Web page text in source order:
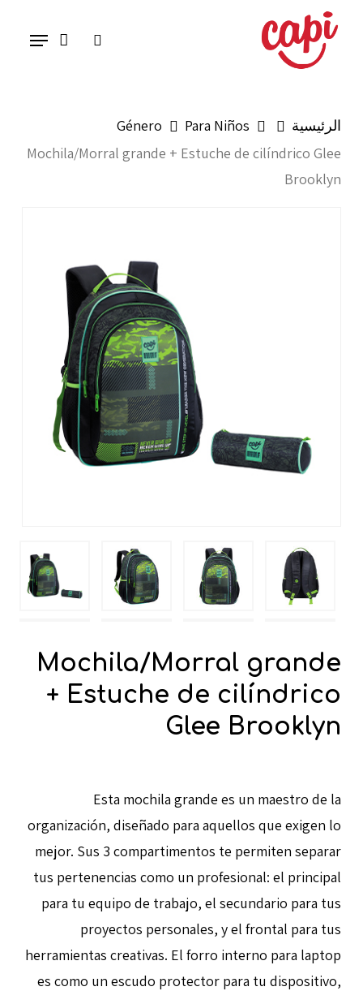
search
Menu
الرئيسية Género
Para Niños
Mochila/Morral grande + Estuche de cilíndrico Glee
Brooklyn
Mochila/Morral grande
+ Estuche de cilíndrico
Glee Brooklyn
Esta mochila grande es un maestro de la
organización, diseñado para aquellos que exigen lo
mejor. Sus 3 compartimentos te permiten separar
tus pertenencias como un profesional: el principal
para tu equipo de trabajo, el secundario para tus
proyectos personales, y el frontal para tus
herramientas creativas. El forro interno para laptop
es como un escudo protector para tu dispositivo,